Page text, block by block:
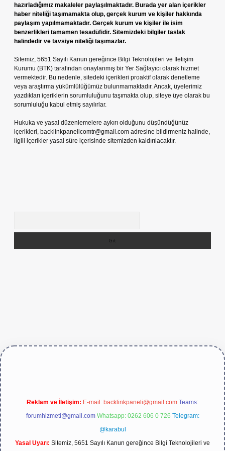
hazırladığımız makaleler paylaşılmaktadır. Burada yer alan içerikler
haber niteliği taşımamakta olup, gerçek kurum ve kişiler hakkında
paylaşım yapılmamaktadır. Gerçek kurum ve kişiler ile isim
benzerlikleri tamamen tesadüfidir. Sitemizdeki bilgiler taslak
halindedir ve tavsiye niteliği taşımazlar.
Sitemiz, 5651 Sayılı Kanun gereğince Bilgi Teknolojileri ve İletişim
Kurumu (BTK) tarafından onaylanmış bir Yer Sağlayıcı olarak hizmet
vermektedir. Bu nedenle, sitedeki içerikleri proaktif olarak denetleme
veya araştırma yükümlülüğümüz bulunmamaktadır. Ancak, üyelerimiz
yazdıkları içeriklerin sorumluluğunu taşımakta olup, siteye üye olarak bu
sorumluluğu kabul etmiş sayılırlar.
Hukuka ve yasal düzenlemelere aykırı olduğunu düşündüğünüz
içerikleri, backlinkpanelicomtr@gmail.com adresine bildirmeniz halinde,
ilgili içerikler yasal süre içerisinde sitemizden kaldırılacaktır.
Reklam ve İletişim: E-mail: backlinkpaneli@gmail.com Teams:
forumhizmeti@gmail.com Whatsapp: 0262 606 0 726 Telegram:
@karabul
Yasal Uyarı: Sitemiz, 5651 Sayılı Kanun gereğince Bilgi Teknolojileri ve